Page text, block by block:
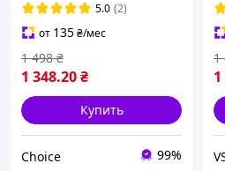
5.0 (2)
от 135₴/мес
1 348.20₴
1 498 ₴
Купить
Choice 99%
1